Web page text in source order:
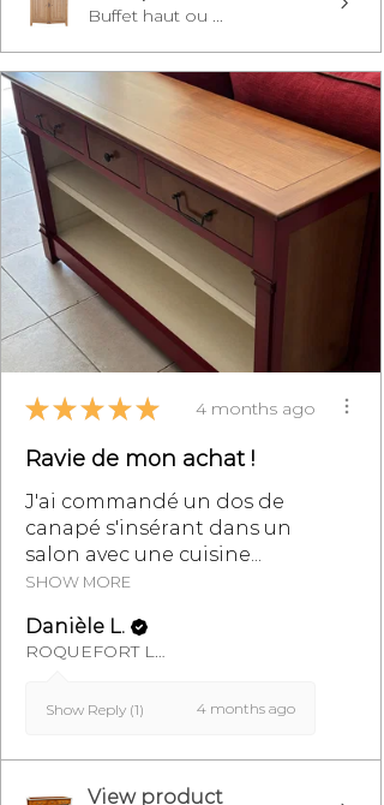
Buffet haut ou ...
★ ★ ★ ★ ★ 4 months ago
Ravie de mon achat !
J'ai commandé un dos de
canapé s'insérant dans un
salon avec une cuisine...
SHOW MORE
Danièle L.
ROQUEFORT LES PINS, FR-PAC
Show Reply (1) 4 months ago
View product